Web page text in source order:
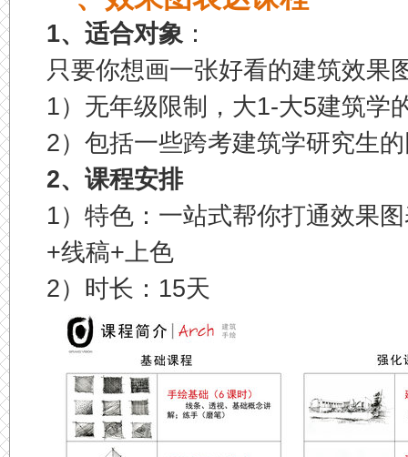
1、适合对象 ：
只要你想画一张好看的建筑效果
1）无年级限制，大1-大5建筑学
2） 包括一些跨考建筑学研究生
2、课程安排
1）特色：一站式帮你打通效果
+线稿+上色
2）时长：15天